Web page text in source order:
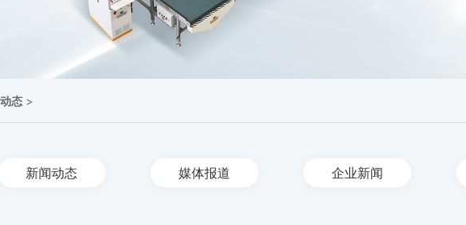
态 >
新闻动态 媒体报道 企业新闻